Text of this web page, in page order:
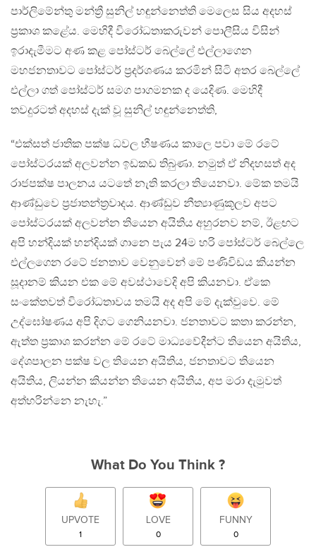
පාර්ලිමේන්තු මන්ත්‍රී සුනිල් හඳුන්නෙත්ති මෙලෙස සිය අදහස්
ප්‍රකාශ කළේය. මෙහිදී විරෝධතාකරුවන් පොලීසිය විසින්
ඉරාදැමීමට අණ කළ පෝස්ටර් බෙල්ලේ එල්ලාගෙන
මහජනතාවට පෝස්ටර් ප්‍රදර්ශණය කරමින් සිටි අතර බෙල්ලේ
එල්ලා ගත් පෝස්ටර් සමග පාගමනක ද යෙදිණ. මෙහිදී
තවදුරටත් අදහස් දැක් වූ සුනිල් හඳුන්නෙත්ති,
“එක්සත් ජාතික පක්ෂ ධවල භීෂණය කාලෙ පවා මේ රටේ
පෝස්ටරයක් අලවන්න ඉඩකඩ තිබුණා. නමුත් ඒ නිදහසත් අද
රාජපක්ෂ පාලනය යටතේ නැති කරලා තියෙනවා. මේක තමයි
ආණ්ඩුවෙ ප්‍රජාතන්ත්‍රවාදය. ආණ්ඩුව නීත්‍යාණුකූලව අපට
පෝස්ටරයක් අලවන්න තියෙන අයිතිය අහුරනව නම්, ඊළඟට
අපි හන්දියක් හන්දියක් ගානෙ පැය 24ම හරි පෝස්ටර් බෙල්ලෙ
එල්ලගෙන රටේ ජනතාව වෙනුවෙන් මේ පණිවිඩය කියන්න
සූදානම් කියන එක මේ අවස්ථාවෙදි අපි කියනවා. ඒකෙ
සංකේතවත් විරෝධතාවය තමයි අද අපි මේ දැක්වුවෙ. මේ
උද්ඝෝෂණය අපි දිගට ගෙනියනවා. ජනතාවට කතා කරන්න,
ඇත්ත ප්‍රකාශ කරන්න මේ රටේ මාධ්‍යවේදීන්ට තියෙන අයිතිය,
දේශපාලන පක්ෂ වල තියෙන අයිතිය, ජනතාවට තියෙන
අයිතිය, ලියන්න කියන්න තියෙන අයිතිය, අප මරා දැමුවත්
අත්හරින්නෙ නැහැ.”
What Do You Think ?
UPVOTE
1
LOVE
0
FUNNY
0